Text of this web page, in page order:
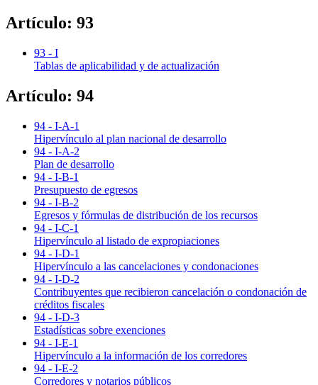
Artículo: 93
93 - I
Tablas de aplicabilidad y de actualización
Artículo: 94
94 - I-A-1
Hipervínculo al plan nacional de desarrollo
94 - I-A-2
Plan de desarrollo
94 - I-B-1
Presupuesto de egresos
94 - I-B-2
Egresos y fórmulas de distribución de los recursos
94 - I-C-1
Hipervínculo al listado de expropiaciones
94 - I-D-1
Hipervínculo a las cancelaciones y condonaciones
94 - I-D-2
Contribuyentes que recibieron cancelación o condonación de
créditos fiscales
94 - I-D-3
Estadísticas sobre exenciones
94 - I-E-1
Hipervínculo a la información de los corredores
94 - I-E-2
Corredores y notarios públicos